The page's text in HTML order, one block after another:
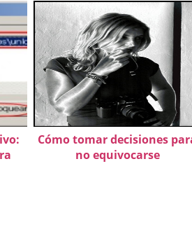
Cómo tomar decisiones
no equivocarse